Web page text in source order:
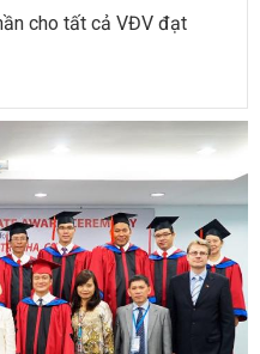
cho tất cả VĐV đạt